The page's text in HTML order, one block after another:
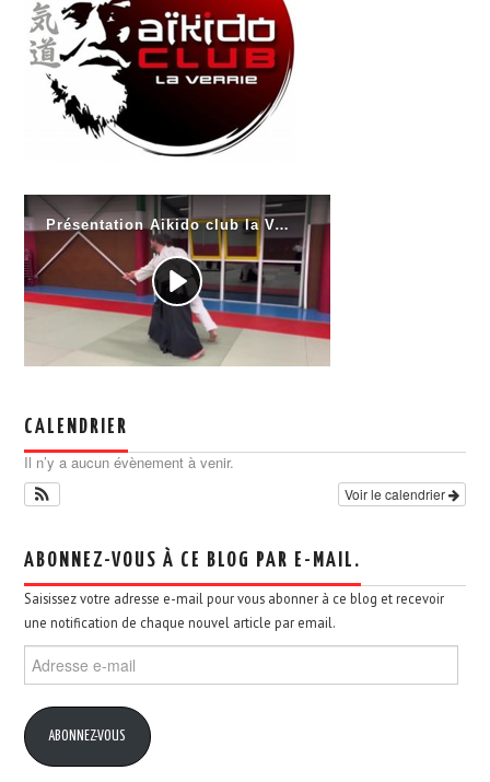
CALENDRIER
Il n’y a aucun évènement à venir.
Voir le calendrier
ABONNEZ-VOUS À CE BLOG PAR E-MAIL.
Saisissez votre adresse e-mail pour vous abonner à ce blog et recevoir
une notification de chaque nouvel article par email.
Adresse
e-
ABONNEZ-VOUS